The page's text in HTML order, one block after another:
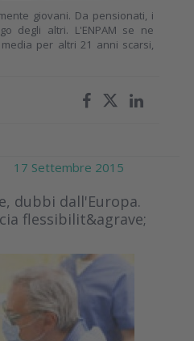
giovani. Da pensionati, i
degli altri. L'ENPAM se ne
per altri 21 anni scarsi,
17 Settembre 2015
dubbi dall'Europa.
flessibilit&agrave;